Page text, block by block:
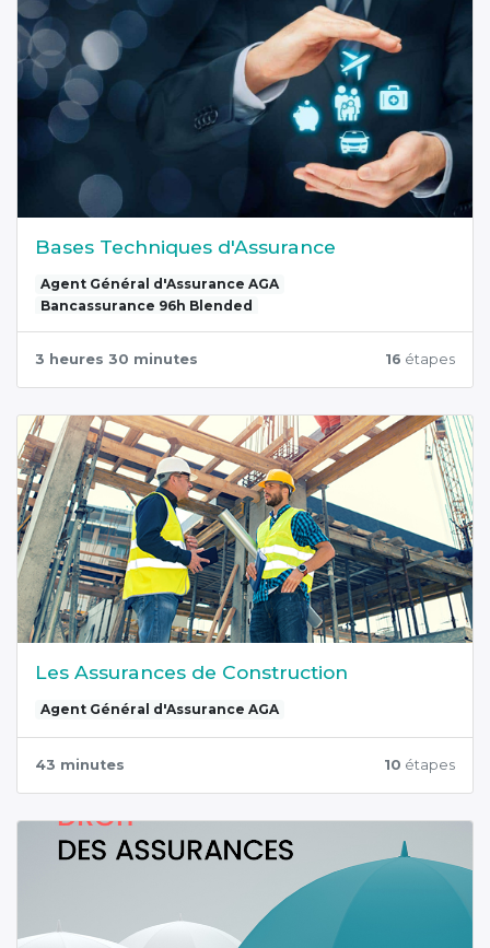
Bases Techniques d'Assurance
Agent Général d'Assurance AGA
Bancassurance 96h Blended
3 heures 30 minutes 16 étapes
Les Assurances de Construction
Agent Général d'Assurance AGA
43 minutes 10 étapes